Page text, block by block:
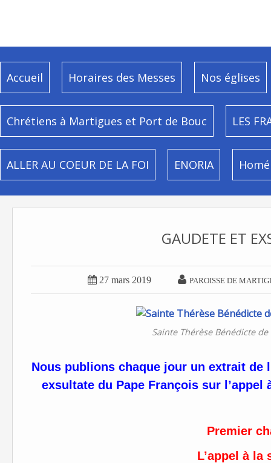
Accueil Horaires des Messes Nos églises
Chrétiens à Martigues et Port de Bouc LES
ALLER AU COEUR DE LA FOI ENORIA
GAUDETE ET
 27 mars 2019  PAROISSE DE
Sainte Thérèse Bénédicte
Nous publions chaque jour un extrait de
exsultate du Pape François sur
Premier
L’appel à la